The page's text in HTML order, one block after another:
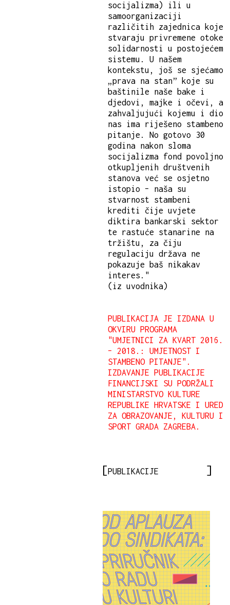
socijalizma) ili u
samoorganizaciji
različitih zajednica koje
stvaraju privremene otoke
solidarnosti u postojećem
sistemu. U našem
kontekstu, još se sjećamo
„prava na stan” koje su
baštinile naše bake i
djedovi, majke i očevi, a
zahvaljujući kojemu i dio
nas ima riješeno stambeno
pitanje. No gotovo 30
godina nakon sloma
socijalizma fond povoljno
otkupljenih društvenih
stanova već se osjetno
istopio – naša su
stvarnost stambeni
krediti čije uvjete
diktira bankarski sektor
te rastuće stanarine na
tržištu, za čiju
regulaciju država ne
pokazuje baš nikakav
interes."
(iz uvodnika)
PUBLIKACIJA JE IZDANA U
OKVIRU PROGRAMA
"UMJETNICI ZA KVART 2016.
– 2018.: UMJETNOST I
STAMBENO PITANJE".
IZDAVANJE PUBLIKACIJE
FINANCIJSKI SU PODRŽALI
MINISTARSTVO KULTURE
REPUBLIKE HRVATSKE I URED
ZA OBRAZOVANJE, KULTURU I
SPORT GRADA ZAGREBA.
PUBLIKACIJE